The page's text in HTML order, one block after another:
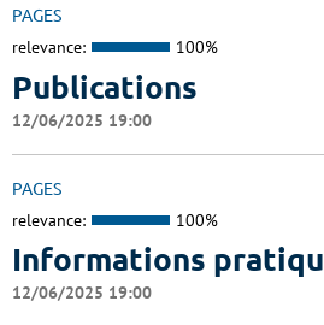
PAGES
relevance: 100%
Publications
12/06/2025 19:00
PAGES
relevance: 100%
Informations
12/06/2025 19:00